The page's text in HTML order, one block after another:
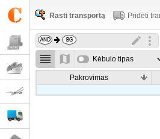
Rasti transportą Pridėti
Kėbulo tipas
Pakrovimas